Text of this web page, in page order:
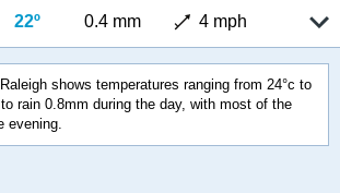
22º 0.4 mm 4 mph
shows temperatures ranging from 24°c to
rain 0.8mm during the day, with most of the
evening.